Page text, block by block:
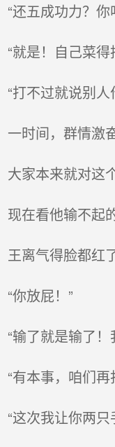
“还五成功力？你
“就是！自己菜得
“打不过就说别人
一时间，群情激奋
大家本来就对这
现在看他输不起
王离气得脸都红
“你放屁！”
“输了就是输了！
“有本事，咱们再
“这次我让你两只